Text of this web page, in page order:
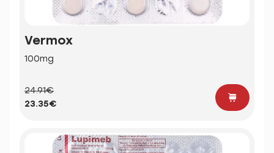
Vermox
100mg
24.91€
23.35€